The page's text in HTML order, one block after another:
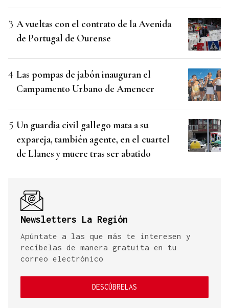
A vueltas con el contrato de la Avenida
de Portugal de Ourense
Las pompas de jabón inauguran el
Campamento Urbano de Amencer
Un guardia civil gallego mata a su
expareja, también agente, en el cuartel
de Llanes y muere tras ser abatido
Newsletters La Región
Apúntate a las que más te interesen y
recíbelas de manera gratuita en tu
correo electrónico
DESCÚBRELAS